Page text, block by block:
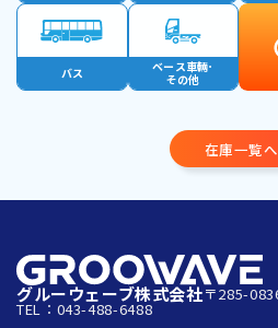
バス
ベース車輛･
その他
在庫一覧へ
グルーウェーブ株式会社〒285-
TEL：043-488-6488